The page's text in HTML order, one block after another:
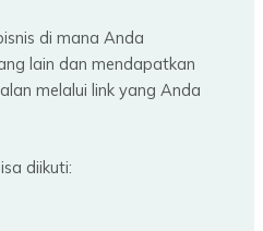
di mana Anda
lain dan mendapatkan
melalui link yang Anda
diikuti: